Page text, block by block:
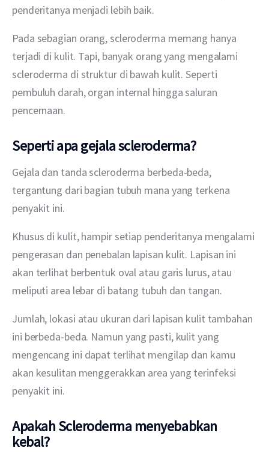
penderitanya menjadi lebih baik.
Pada sebagian orang, scleroderma memang hanya
terjadi di kulit. Tapi, banyak orang yang mengalami
scleroderma di struktur di bawah kulit. Seperti
pembuluh darah, organ internal hingga saluran
pencernaan.
Seperti apa gejala scleroderma?
Gejala dan tanda scleroderma berbeda-beda,
tergantung dari bagian tubuh mana yang terkena
penyakit ini.
Khusus di kulit, hampir setiap penderitanya mengalami
pengerasan dan penebalan lapisan kulit. Lapisan ini
akan terlihat berbentuk oval atau garis lurus, atau
meliputi area lebar di batang tubuh dan tangan.
Jumlah, lokasi atau ukuran dari lapisan kulit tambahan
ini berbeda-beda. Namun yang pasti, kulit yang
mengencang ini dapat terlihat mengilap dan kamu
akan kesulitan menggerakkan area yang terinfeksi
penyakit ini.
Apakah Scleroderma menyebabkan
kebal?